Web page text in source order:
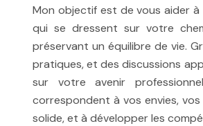
Mon objectif est de vous aider
qui se dressent sur votre
préservant un équilibre de vie.
pratiques, et des discussions
sur votre avenir
correspondent à vos envies,
solide, et à développer les